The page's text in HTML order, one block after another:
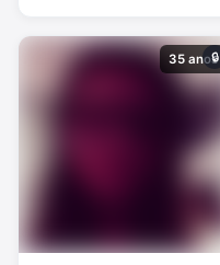
35 anos
🔒